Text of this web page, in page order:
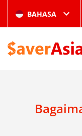
BAHASA